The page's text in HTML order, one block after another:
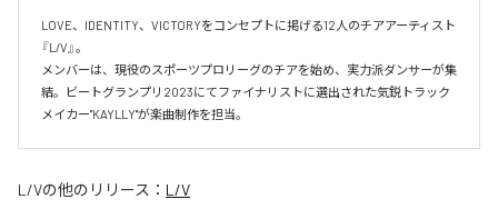
LOVE、IDENTITY、VICTORYをコンセプトに掲げる12人のチアアーティスト
『L/V』。
メンバーは、現役のスポーツプロリーグのチアを始め、実力派ダンサーが集
結。ビートグランプリ2023にてファイナリストに選出された気鋭トラック
メイカー"KAYLLY"が楽曲制作を担当。
L/Vの他のリリース： L/V